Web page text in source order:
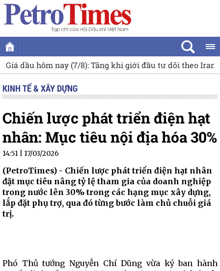
(7/8): Tăng khi giới đầu tư dõi theo Iran và Oman Ý
KINH TẾ & XÂY DỰNG
Chiến lược phát triển điện hạt
nhân: Mục tiêu nội địa hóa 30%
14:51 | 17/03/2026
(PetroTimes) - Chiến lược phát triển điện hạt nhân
đặt mục tiêu nâng tỷ lệ tham gia của doanh nghiệp
trong nước lên 30% trong các hạng mục xây dựng,
lắp đặt phụ trợ, qua đó từng bước làm chủ chuỗi giá
trị.
Phó Thủ tướng Nguyễn Chí Dũng vừa ký ban hành